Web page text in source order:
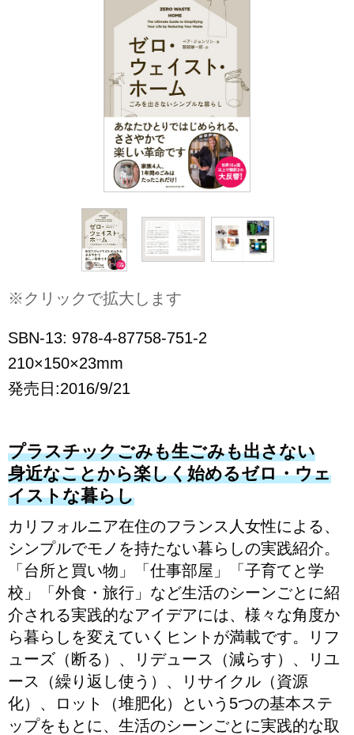
※クリックで拡大します
SBN-13: 978-4-87758-751-2
210×150×23mm
発売日:2016/9/21
プラスチックごみも生ごみも出さない
身近なことから楽しく始めるゼロ・ウェ
イストな暮らし
カリフォルニア在住のフランス人女性による、
シンプルでモノを持たない暮らしの実践紹介。
「台所と買い物」「仕事部屋」「子育てと学
校」「外食・旅行」など生活のシーンごとに紹
介される実践的なアイデアには、様々な角度か
ら暮らしを変えていくヒントが満載です。リフ
ューズ（断る）、リデュース（減らす）、リユ
ース（繰り返し使う）、リサイクル（資源
化）、ロット（堆肥化）という5つの基本ステ
ップをもとに、生活のシーンごとに実践的な取